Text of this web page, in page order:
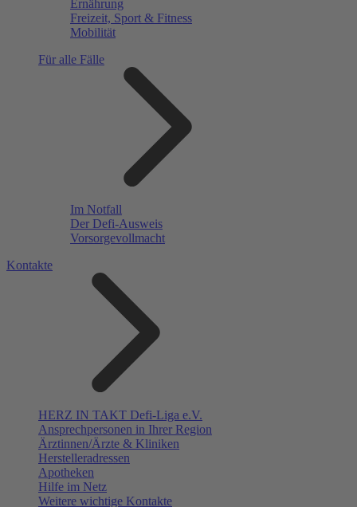
Ernährung
Freizeit, Sport & Fitness
Mobilität
Für alle Fälle
Im Notfall
Der Defi-Ausweis
Vorsorgevollmacht
Kontakte
HERZ IN TAKT Defi-Liga e.V.
Ansprechpersonen in Ihrer Region
Ärztinnen/Ärzte & Kliniken
Herstelleradressen
Apotheken
Hilfe im Netz
Weitere wichtige Kontakte